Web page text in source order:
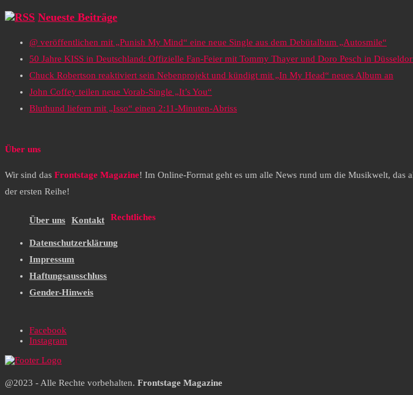
Neueste Beiträge
@ veröffentlichen mit „Punish My Mind“ eine neue Single aus dem Debütalbum „Autosmile“
50 Jahre KISS in Deutschland: Offizielle Fan-Feier mit Tommy Thayer und Doro Pesch in
Chuck Robertson reaktiviert sein Nebenprojekt und kündigt mit „In My Head“ neues Album an
John Coffey teilen neue Vorab-Single „It’s You“
Bluthund liefern mit „Isso“ einen 2:11-Minuten-Abriss
Über uns
Wir sind das Frontstage Magazine! Im Online-Format geht es um alle News rund um die Musikwelt,
der ersten Reihe!
Über uns Kontakt Rechtliches
Datenschutzerklärung
Impressum
Haftungsausschluss
Gender-Hinweis
Facebook
Instagram
@2023 - Alle Rechte vorbehalten. Frontstage Magazine